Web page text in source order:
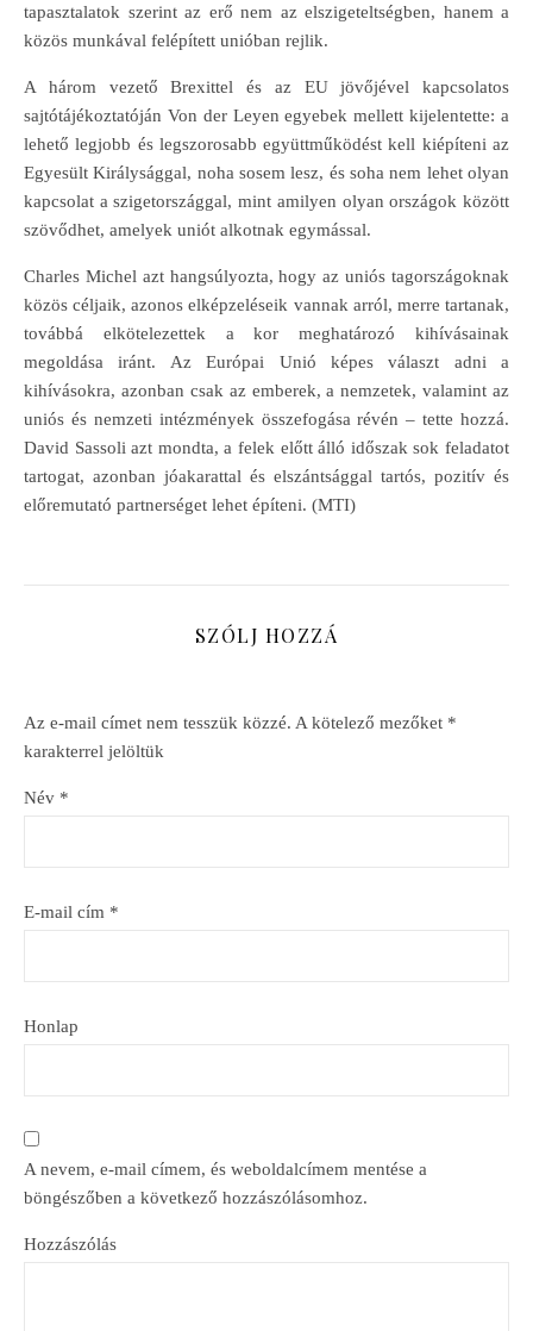
tapasztalatok szerint az erő nem az elszigeteltségben, hanem a
közös munkával felépített unióban rejlik.
A három vezető Brexittel és az EU jövőjével kapcsolatos
sajtótájékoztatóján Von der Leyen egyebek mellett kijelentette: a
lehető legjobb és legszorosabb együttműködést kell kiépíteni az
Egyesült Királysággal, noha sosem lesz, és soha nem lehet olyan
kapcsolat a szigetországgal, mint amilyen olyan országok között
szövődhet, amelyek uniót alkotnak egymással.
Charles Michel azt hangsúlyozta, hogy az uniós tagországoknak
közös céljaik, azonos elképzeléseik vannak arról, merre tartanak,
továbbá elkötelezettek a kor meghatározó kihívásainak
megoldása iránt. Az Európai Unió képes választ adni a
kihívásokra, azonban csak az emberek, a nemzetek, valamint az
uniós és nemzeti intézmények összefogása révén – tette hozzá.
David Sassoli azt mondta, a felek előtt álló időszak sok feladatot
tartogat, azonban jóakarattal és elszántsággal tartós, pozitív és
előremutató partnerséget lehet építeni. (MTI)
SZÓLJ HOZZÁ
Az e-mail címet nem tesszük közzé. A kötelező mezőket *
karakterrel jelöltük
Név *
E-mail cím *
Honlap
A nevem, e-mail címem, és weboldalcímem mentése a
böngészőben a következő hozzászólásomhoz.
Hozzászólás